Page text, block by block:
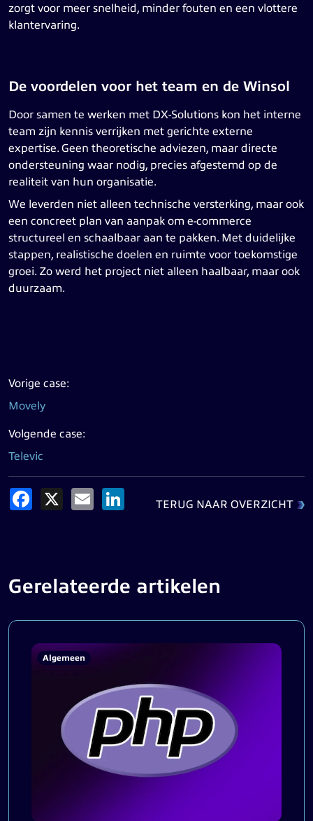
zorgt voor meer snelheid, minder fouten en een vlottere
klantervaring.
De voordelen voor het team en de Winsol
Door samen te werken met DX-Solutions kon het interne
team zijn kennis verrijken met gerichte externe
expertise. Geen theoretische adviezen, maar directe
ondersteuning waar nodig, precies afgestemd op de
realiteit van hun organisatie.
We leverden niet alleen technische versterking, maar ook
een concreet plan van aanpak om e-commerce
structureel en schaalbaar aan te pakken. Met duidelijke
stappen, realistische doelen en ruimte voor toekomstige
groei. Zo werd het project niet alleen haalbaar, maar ook
duurzaam.
Vorige case:
Movely
Volgende case:
Televic
Facebook Email
TERUG NAAR OVERZICHT
Gerelateerde artikelen
Algemeen